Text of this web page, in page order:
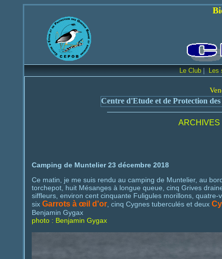
Bienvenue sur
Le Club | Les
Centre d'Etude et de Protection
ARCHIVES
Camping de Muntelier 23 décembre 2018
Ce matin, je me suis rendu au camping de Muntelier, au
torchepot, huit Mésanges à longue queue, cinq Grives
siffleurs, environ cent cinquante Fuligules morillons,
six Garrots à œil d'or, cinq Cygnes tuberculés et deux
Benjamin Gygax
photo : Benjamin Gygax